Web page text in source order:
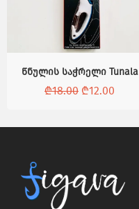
წნულის საჭრელი Tunala
₾18.00 ₾12.00